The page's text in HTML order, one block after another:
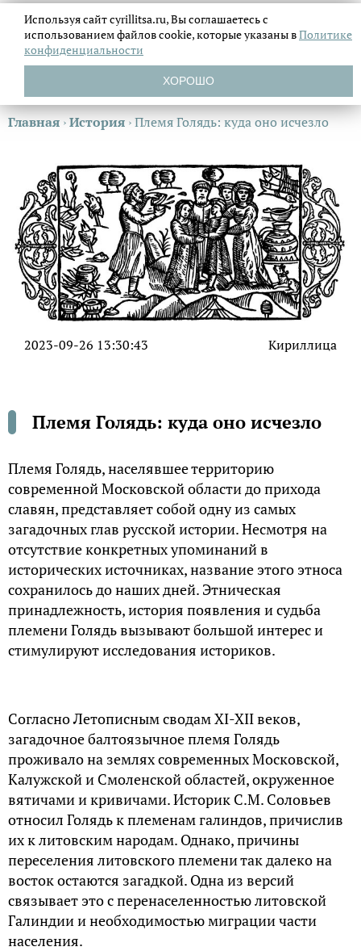
Главная ›История ›Племя Голядь: куда оно исчезло
2023-09-26 13:30:43 Кириллица
Племя Голядь: куда оно исчезло
Племя Голядь, населявшее территорию
современной Московской области до прихода
славян, представляет собой одну из самых
загадочных глав русской истории. Несмотря на
отсутствие конкретных упоминаний в
исторических источниках, название этого этноса
сохранилось до наших дней. Этническая
принадлежность, история появления и судьба
племени Голядь вызывают большой интерес и
стимулируют исследования историков.
Согласно Летописным сводам XI-XII веков,
загадочное балтоязычное племя Голядь
проживало на землях современных Московской,
Калужской и Смоленской областей, окруженное
вятичами и кривичами. Историк С.М. Соловьев
относил Голядь к племенам галиндов, причислив
их к литовским народам. Однако, причины
переселения литовского племени так далеко на
восток остаются загадкой. Одна из версий
связывает это с перенаселенностью литовской
Галиндии и необходимостью миграции части
населения.
Используя сайт cyrillitsa.ru, Вы соглашаетесь с
использованием файловcookie, которые указаны вПолитике
конфиденциальности
ХОРОШО